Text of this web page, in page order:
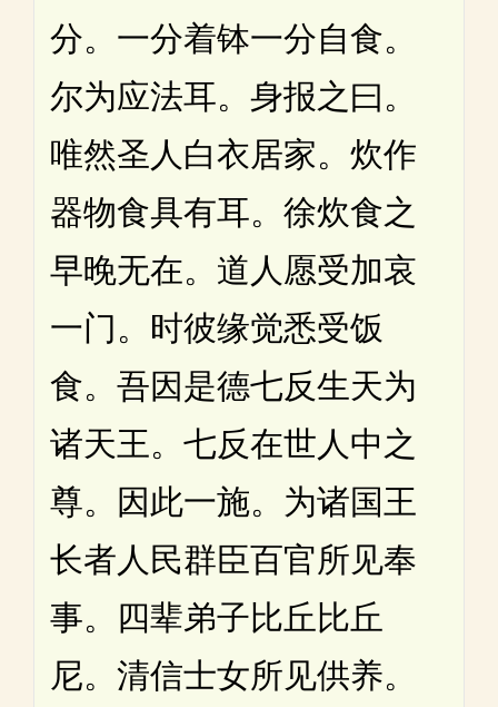
分。一分着钵一分自食。
尔为应法耳。身报之曰。
唯然圣人白衣居家。炊作
器物食具有耳。徐炊食之
早晚无在。道人愿受加哀
一门。时彼缘觉悉受饭
食。吾因是德七反生天为
诸天王。七反在世人中之
尊。因此一施。为诸国王
长者人民群臣百官所见奉
事。四辈弟子比丘比丘
尼。清信士女所见供养。